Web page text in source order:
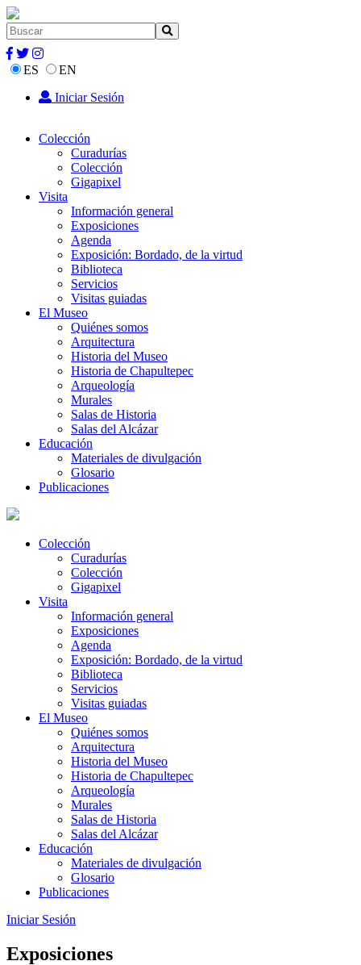
ES
EN
Iniciar Sesión
Colección
Curadurías
Colección
Gigapixel
Visita
Información general
Exposiciones
Agenda
Exposición: Bordado, de la virtud
Biblioteca
Servicios
Visitas guiadas
El Museo
Quiénes somos
Arquitectura
Historia del Museo
Historia de Chapultepec
Arqueología
Murales
Salas de Historia
Salas del Alcázar
Educación
Materiales de divulgación
Glosario
Publicaciones
Colección
Curadurías
Colección
Gigapixel
Visita
Información general
Exposiciones
Agenda
Exposición: Bordado, de la virtud
Biblioteca
Servicios
Visitas guiadas
El Museo
Quiénes somos
Arquitectura
Historia del Museo
Historia de Chapultepec
Arqueología
Murales
Salas de Historia
Salas del Alcázar
Educación
Materiales de divulgación
Glosario
Publicaciones
Iniciar Sesión
Exposiciones